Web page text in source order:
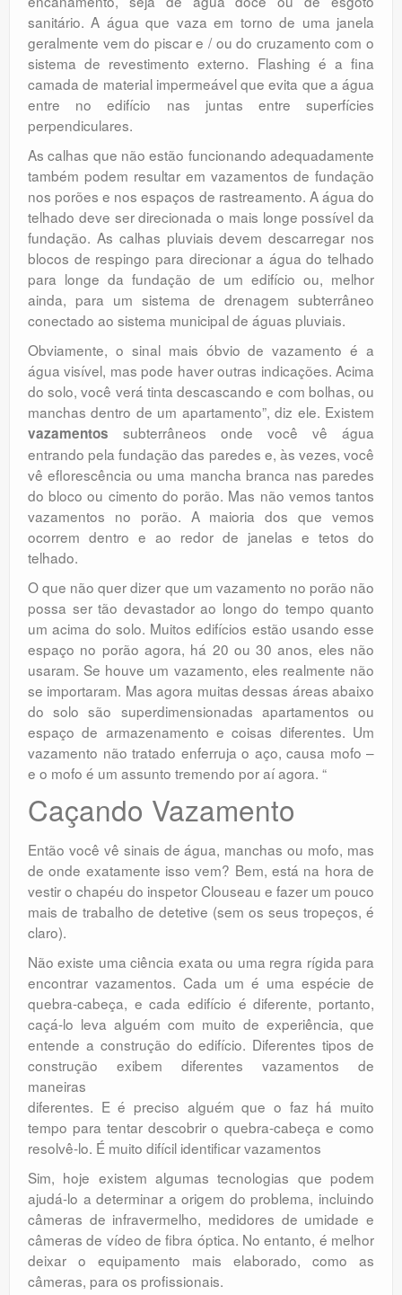
sanitário. A água que vaza em torno de uma janela
geralmente vem do piscar e / ou do cruzamento com o
sistema de revestimento externo. Flashing é a fina
camada de material impermeável que evita que a água
entre no edifício nas juntas entre superfícies
perpendiculares.
As calhas que não estão funcionando adequadamente
também podem resultar em vazamentos de fundação
nos porões e nos espaços de rastreamento. A água do
telhado deve ser direcionada o mais longe possível da
fundação. As calhas pluviais devem descarregar nos
blocos de respingo para direcionar a água do telhado
para longe da fundação de um edifício ou, melhor
ainda, para um sistema de drenagem subterrâneo
conectado ao sistema municipal de águas pluviais.
Obviamente, o sinal mais óbvio de vazamento é a
água visível, mas pode haver outras indicações. Acima
do solo, você verá tinta descascando e com bolhas, ou
manchas dentro de um apartamento”, diz ele. Existem
vazamentos subterrâneos onde você vê água
entrando pela fundação das paredes e, às vezes, você
vê eflorescência ou uma mancha branca nas paredes
do bloco ou cimento do porão. Mas não vemos tantos
vazamentos no porão. A maioria dos que vemos
ocorrem dentro e ao redor de janelas e tetos do
telhado.
O que não quer dizer que um vazamento no porão não
possa ser tão devastador ao longo do tempo quanto
um acima do solo. Muitos edifícios estão usando esse
espaço no porão agora, há 20 ou 30 anos, eles não
usaram. Se houve um vazamento, eles realmente não
se importaram. Mas agora muitas dessas áreas abaixo
do solo são superdimensionadas apartamentos ou
espaço de armazenamento e coisas diferentes. Um
vazamento não tratado enferruja o aço, causa mofo –
e o mofo é um assunto tremendo por aí agora. “
Caçando Vazamento
Então você vê sinais de água, manchas ou mofo, mas
de onde exatamente isso vem? Bem, está na hora de
vestir o chapéu do inspetor Clouseau e fazer um pouco
mais de trabalho de detetive (sem os seus tropeços, é
claro).
Não existe uma ciência exata ou uma regra rígida para
encontrar vazamentos. Cada um é uma espécie de
quebra-cabeça, e cada edifício é diferente, portanto,
caçá-lo leva alguém com muito de experiência, que
entende a construção do edifício. Diferentes tipos de
construção exibem diferentes vazamentos de
maneiras
diferentes. E é preciso alguém que o faz há muito
tempo para tentar descobrir o quebra-cabeça e como
resolvê-lo. É muito difícil identificar vazamentos
Sim, hoje existem algumas tecnologias que podem
ajudá-lo a determinar a origem do problema, incluindo
câmeras de infravermelho, medidores de umidade e
câmeras de vídeo de fibra óptica. No entanto, é melhor
deixar o equipamento mais elaborado, como as
câmeras, para os profissionais.